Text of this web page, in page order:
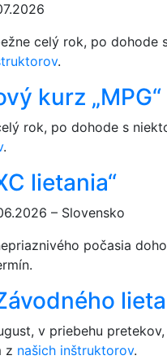
celý rok, po dohode
.
kurz „MPG“
rok, po dohode s
.
lietania“
– Slovensko
počasia
v priebehu
z našich inštruktorov.